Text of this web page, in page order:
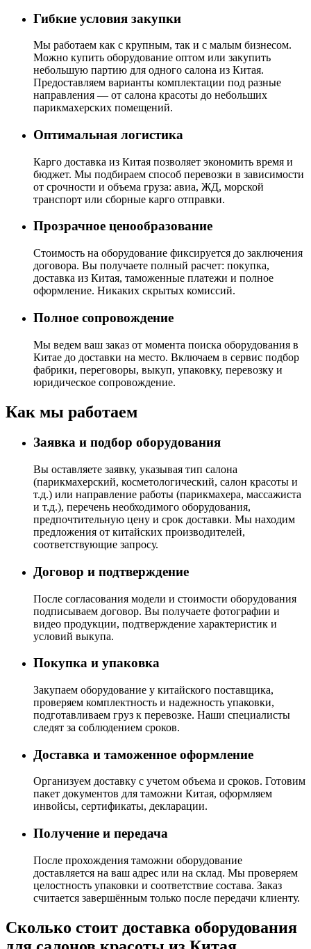
Гибкие условия закупки
Мы работаем как с крупным, так и с малым бизнесом.
Можно купить оборудование оптом или закупить
небольшую партию для одного салона из Китая.
Предоставляем варианты комплектации под разные
направления — от салона красоты до небольших
парикмахерских помещений.
Оптимальная логистика
Карго доставка из Китая позволяет экономить время и
бюджет. Мы подбираем способ перевозки в зависимости
от срочности и объема груза: авиа, ЖД, морской
транспорт или сборные карго отправки.
Прозрачное ценообразование
Стоимость на оборудование фиксируется до заключения
договора. Вы получаете полный расчет: покупка,
доставка из Китая, таможенные платежи и полное
оформление. Никаких скрытых комиссий.
Полное сопровождение
Мы ведем ваш заказ от момента поиска оборудования в
Китае до доставки на место. Включаем в сервис подбор
фабрики, переговоры, выкуп, упаковку, перевозку и
юридическое сопровождение.
Как мы работаем
Заявка и подбор оборудования
Вы оставляете заявку, указывая тип салона
(парикмахерский, косметологический, салон красоты и
т.д.) или направление работы (парикмахера, массажиста
и т.д.), перечень необходимого оборудования,
предпочтительную цену и срок доставки. Мы находим
предложения от китайских производителей,
соответствующие запросу.
Договор и подтверждение
После согласования модели и стоимости оборудования
подписываем договор. Вы получаете фотографии и
видео продукции, подтверждение характеристик и
условий выкупа.
Покупка и упаковка
Закупаем оборудование у китайского поставщика,
проверяем комплектность и надежность упаковки,
подготавливаем груз к перевозке. Наши специалисты
следят за соблюдением сроков.
Доставка и таможенное оформление
Организуем доставку с учетом объема и сроков. Готовим
пакет документов для таможни Китая, оформляем
инвойсы, сертификаты, декларации.
Получение и передача
После прохождения таможни оборудование
доставляется на ваш адрес или на склад. Мы проверяем
целостность упаковки и соответствие состава. Заказ
считается завершённым только после передачи клиенту.
Сколько стоит доставка оборудования